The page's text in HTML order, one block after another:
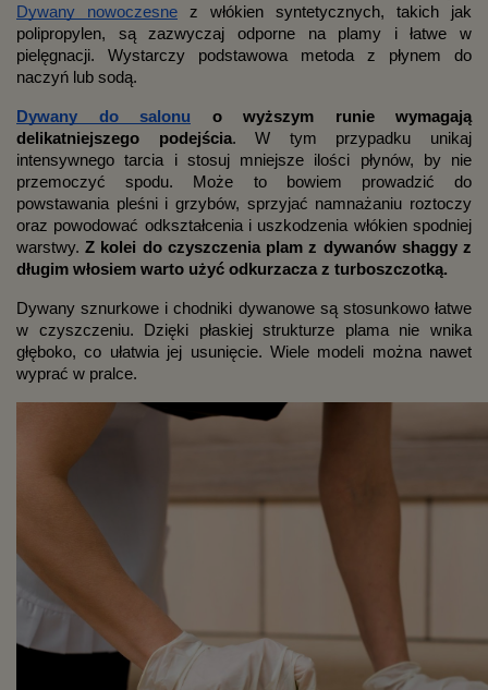
Dywany nowoczesne z włókien syntetycznych, takich jak
polipropylen, są zazwyczaj odporne na plamy i łatwe w
pielęgnacji. Wystarczy podstawowa metoda z płynem do
naczyń lub sodą.
Dywany do salonu o wyższym runie wymagają
delikatniejszego podejścia. W tym przypadku unikaj
intensywnego tarcia i stosuj mniejsze ilości płynów, by nie
przemoczyć spodu. Może to bowiem prowadzić do
powstawania pleśni i grzybów, sprzyjać namnażaniu roztoczy
oraz powodować odkształcenia i uszkodzenia włókien spodniej
warstwy.Z kolei do czyszczenia plam z dywanów shaggy z
długim włosiem warto użyć odkurzacza z turboszczotką.
Dywany sznurkowe i chodniki dywanowe są stosunkowo łatwe
w czyszczeniu. Dzięki płaskiej strukturze plama nie wnika
głęboko, co ułatwia jej usunięcie. Wiele modeli można nawet
wyprać w pralce.